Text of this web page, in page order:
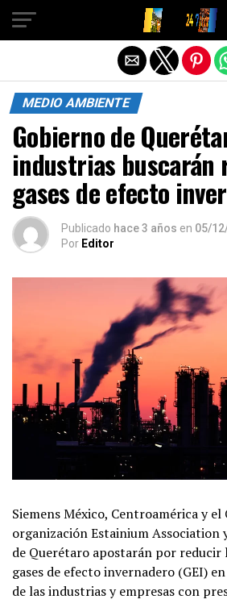
MEDIO AMBIENTE
Gobierno de
industrias buscarán
gases de efecto
Publicado hace 3 años en 05/
Por Editor
Siemens México, Centroamérica y el
organización Estainium Association
de Querétaro apostarán por reducir
gases de efecto invernadero (GEI)
de las industrias y empresas con
Salir de la versión